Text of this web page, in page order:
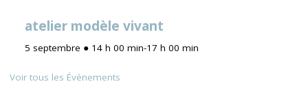
atelier modèle vivant
5 septembre ● 14 h 00 min-17 h 00 min
Voir tous les Évènements